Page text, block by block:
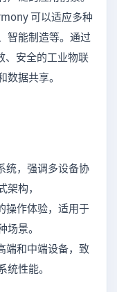
可以适应多种
智能制造等。通过
、安全的工业物联
据共享。
统，强调多设备协
构，
操作体验，适用于
景。
端和中端设备，致
性能。